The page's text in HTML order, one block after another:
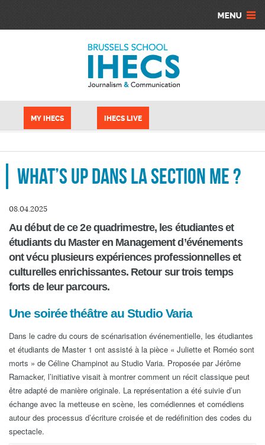
MY IHECS IHECS LIVE
What’s up dans la section ME ?
08.04.2025
Au début de ce 2e quadrimestre, les étudiantes et
étudiants du Master en Management d’événements
ont vécu plusieurs expériences professionnelles et
culturelles enrichissantes. Retour sur trois temps
forts de leur parcours.
Une soirée théâtre au Studio Varia
Dans le cadre du cours de scénarisation événementielle, les étudiantes
et étudiants de Master 1 ont assisté à la pièce « Juliette et Roméo sont
morts » de Céline Champinot au Studio Varia. Proposée par Jérôme
Ramacker, l’initiative visait à montrer comment un récit classique peut
être adapté de manière originale. La représentation a été suivie d’un
échange avec la metteuse en scène, les comédiennes et comédiens
autour des processus d’écriture croisée et de redéfinition des codes du
spectacle.